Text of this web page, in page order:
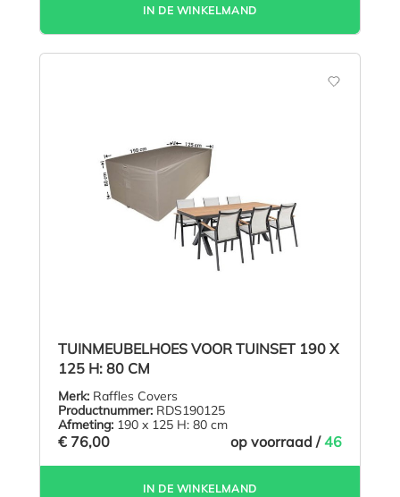
IN DE WINKELMAND
TUINMEUBELHOES VOOR TUINSET 190 X
125 H: 80 CM
Merk: Raffles Covers
Productnummer: RDS190125
Afmeting: 190 x 125 H: 80 cm
€ 76,00 op voorraad /46
IN DE WINKELMAND